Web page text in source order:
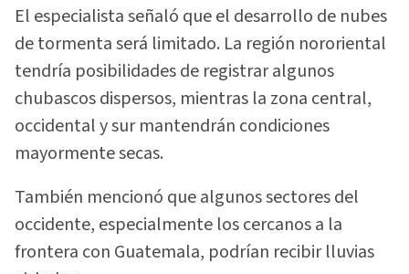
El especialista señaló que el desarrollo de nubes
de tormenta será limitado. La región nororiental
tendría posibilidades de registrar algunos
chubascos dispersos, mientras la zona central,
occidental y sur mantendrán condiciones
mayormente secas.
También mencionó que algunos sectores del
occidente, especialmente los cercanos a la
frontera con Guatemala, podrían recibir lluvias